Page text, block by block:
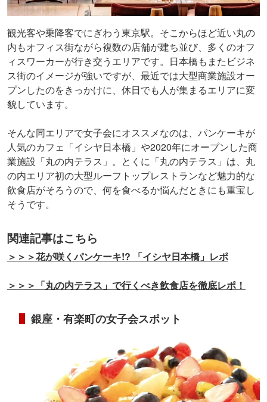
観光客や乗降客でにぎわう東京駅。そこからほど近い丸の
内もオフィス街ながら複数の店舗が建ち並び、多くのオフ
ィスワーカーが行き交うエリアです。日本橋もまたビジネ
ス街のイメージが強いですが、最近では大型商業施設オー
プンしたのをきっかけに、休日でも人が集まるエリアに変
貌しています。
そんな同エリアで女子会にオススメなのは、パンケーキが
人気のカフェ「イシヤ日本橋」や2020年にオープンした商
業施設「丸の内テラス」。とくに「丸の内テラス」は、丸
の内エリア初の大型ルーフトップレストランなど魅力的な
飲食店がそろうので、何を食べるか悩んだときにも重宝し
そうです。
関連記事はこちら
＞＞＞花が咲くパンケーキ!? 「イシヤ日本橋」レポ
＞＞＞「丸の内テラス」で行くべき飲食店を徹底レポ！
銀座・有楽町の女子会スポット